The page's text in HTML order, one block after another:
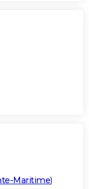
Maritime)